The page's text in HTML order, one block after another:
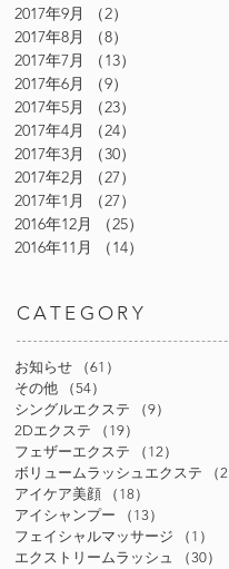
2017年9月
（2）
2017年8月
（8）
2017年7月
（13）
2017年6月
（9）
2017年5月
（23）
2017年4月
（24）
2017年3月
（30）
2017年2月
（27）
2017年1月
（27）
2016年12月
（25）
2016年11月
（14）
CATEGORY
お知らせ （61）
その他
（54）
シングルエクステ
（9）
2Dエクステ
（19）
フェザーエクステ
（12）
ボリュームラッシュエクステ
（24）
アイケア美顔
（18）
アイシャンプー
（13）
フェイシャルマッサージ
（1）
エクストリームラッシュ
（30）